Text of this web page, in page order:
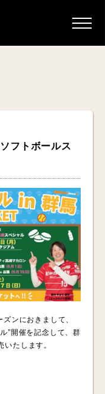
フトボールス
ンにおきまして、
”開催を記念して、群
たします。